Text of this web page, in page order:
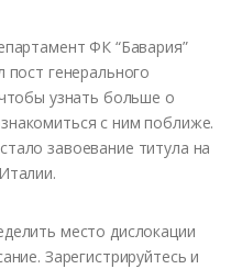
ФК “Бавария”
генерального
узнать больше о
с ним поближе.
завоевание титула на
место дислокации
Зарегистрируйтесь и